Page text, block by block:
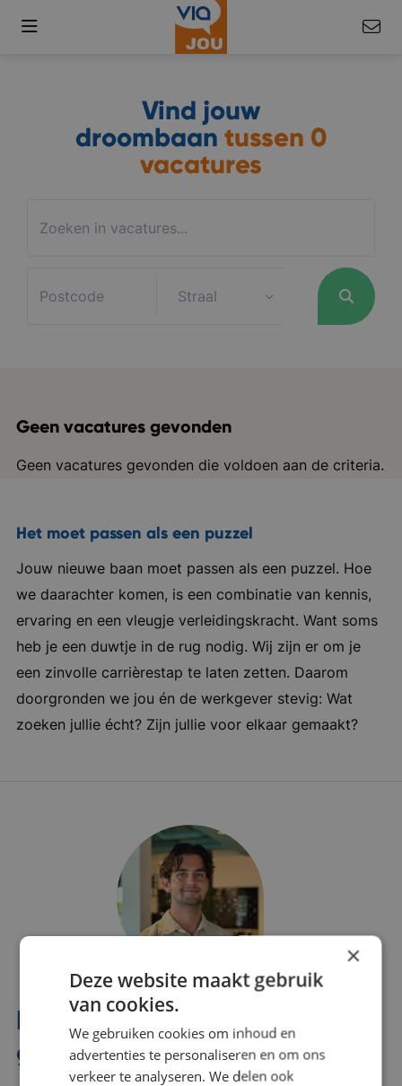
Vind jouw
droombaan tussen 0
vacatures
Geen vacatures gevonden
Geen vacatures gevonden die voldoen aan de criteria.
Het moet passen als een puzzel
Jouw nieuwe baan moet passen als een puzzel. Hoe
we daarachter komen, is een combinatie van kennis,
ervaring en een vleugje verleidingskracht. Want soms
heb je een duwtje in de rug nodig. Wij zijn er om je
een zinvolle carrièrestap te laten zetten. Daarom
doorgronden we jou én de werkgever stevig: Wat
zoeken jullie écht? Zijn jullie voor elkaar gemaakt?
Interesse? Benno helpt je
graag verder!
×
Deze website maakt gebruik
van cookies.
We gebruiken cookies om inhoud en
advertenties te personaliseren en om ons
verkeer te analyseren. We delen ook